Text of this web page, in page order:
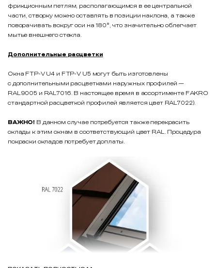
фрикционным петлям, располагающимся в ее центральной
части, створку можно оставлять в позиции наклона, а также
поворачивать вокруг оси на 180°, что значительно облегчает
мытье внешнего стекла.
Дополнительные расцветки
Окна FTP-V U4 и FTP-V U5 могут быть изготовлены
с дополнительными расцветками наружных профилей —
RAL9005 и RAL7016. В настоящее время в ассортименте FAKRO
стандартной расцветкой профилей является цвет RAL7022).
ВАЖНО! В данном случае потребуется также перекрасить
оклады к этим окнам в соответствующий цвет RAL. Процедура
покраски окладов потребует доплаты.